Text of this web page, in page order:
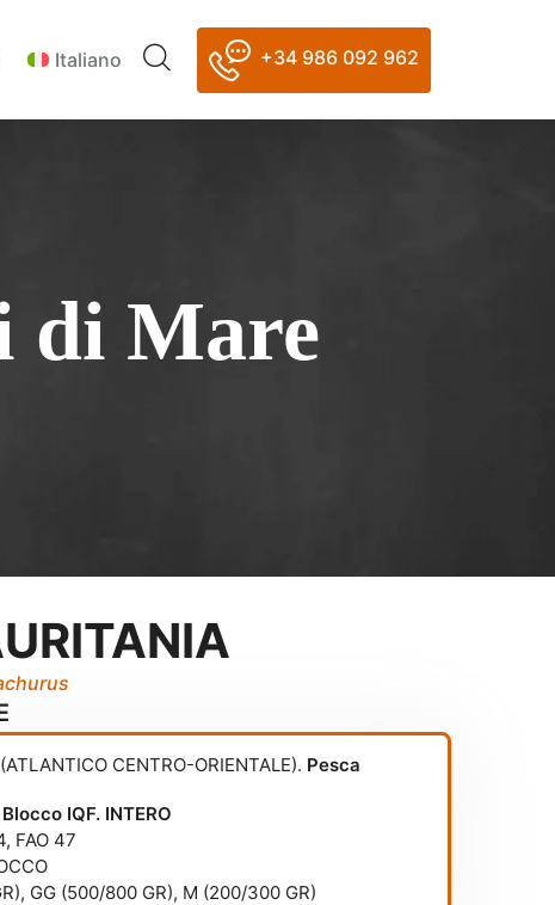
Italiano +34 986 092 962
di Mare
CENTRO-ORIENTALE). Pesca
IQF. INTERO
, FAO 47
GG (500/800 GR), M (200/300 GR)